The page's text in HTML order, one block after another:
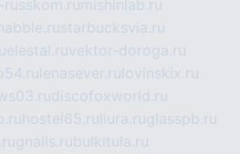
mishinlab.ru
habble.rustarbucksvia.ru
elestal.ruvektor-doroga.ru
lenasever.ru lovinskix.ru
discofoxworld.ru
hostel65.ru liura.ruglasspb.ru
gnalis.rubulkitula.ru